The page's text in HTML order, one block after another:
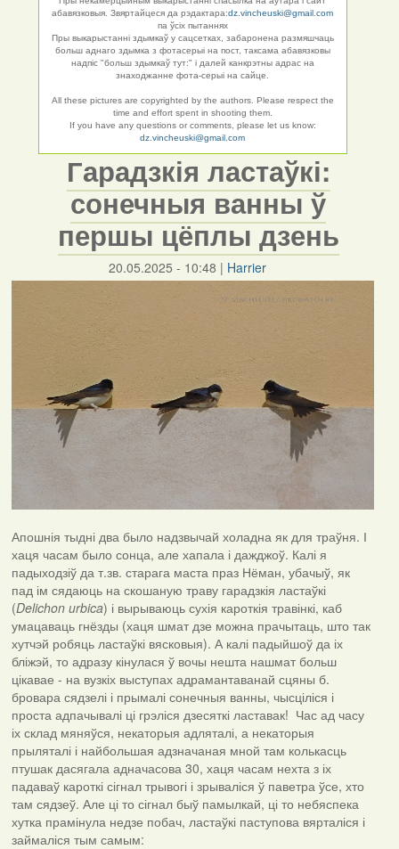
абавязковыя. Звяртайцеся да рэдактара:dz.vincheuski@gmail.com
па ўсіх пытаннях
Пры выкарыстанні здымкаў у сацсетках, забаронена размяшчаць
больш аднаго здымка з фотасерыі на пост, таксама абавязковы
надпіс "больш здымкаў тут:" і далей канкрэтны адрас на
знаходжанне фота-серыі на сайце.
All these pictures are copyrighted by the authors. Please respect the
time and effort spent in shooting them.
If you have any questions or comments, please let us know:
dz.vincheuski@gmail.com
Гарадзкія ластаўкі:
сонечныя ванны ў
першы цёплы дзень
20.05.2025 - 10:48 | Harrier
Апошнія тыдні два было надзвычай холадна як для траўня. І
хаця часам было сонца, але хапала і дажджоў. Калі я
падыходзіў да т.зв. старага маста праз Нёман, убачыў, як
пад ім сядаюць на скошаную траву гарадзкія ластаўкі
(Delichon urbica) і вырываюць сухія кароткія травінкі, каб
умацаваць гнёзды (хаця шмат дзе можна прачытаць, што так
хутчэй робяць ластаўкі вясковыя). А калі падыйшоў да іх
бліжэй, то адразу кінулася ў вочы нешта нашмат больш
цікавае - на вузкіх выступах адрамантаванай сцяны б.
бровара сядзелі і прымалі сонечныя ванны, чысціліся і
проста адпачывалі ці грэліся дзесяткі ластавак! Час ад часу
іх склад мяняўся, некаторыя адляталі, а некаторыя
прыляталі і найбольшая адзначаная мной там колькасць
птушак дасягала адначасова 30, хаця часам нехта з іх
падаваў кароткі сігнал трывогі і зрываліся ў паветра ўсе, хто
там сядзеў. Але ці то сігнал быў памылкай, ці то небяспека
хутка прамінула недзе побач, ластаўкі паступова вярталіся і
займаліся тым самым: